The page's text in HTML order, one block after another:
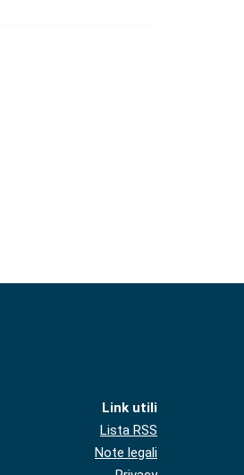
Link utili
Lista RSS
Note legali